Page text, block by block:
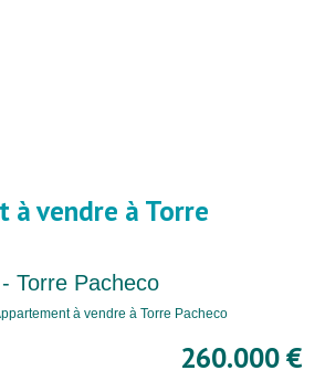
à vendre à Torre
Torre Pacheco
à vendre à Torre Pacheco
260.000 €